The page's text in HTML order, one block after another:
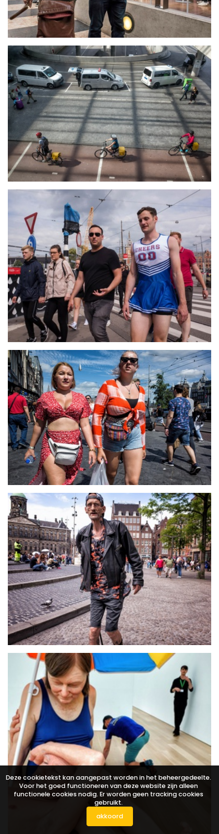
Deze cookietekst kan aangepast worden in het beheergedeelte.
Voor het goed functioneren van deze website zijn alleen
functionele cookies nodig. Er worden geen tracking cookies
gebruikt.
akkoord